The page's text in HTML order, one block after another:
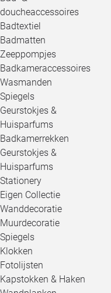
doucheaccessoires
Badtextiel
Badmatten
Zeeppompjes
Badkameraccessoires
Wasmanden
Spiegels
Geurstokjes &
Huisparfums
Badkamerrekken
Geurstokjes &
Huisparfums
Stationery
Eigen Collectie
Wanddecoratie
Muurdecoratie
Spiegels
Klokken
Fotolijsten
Kapstokken & Haken